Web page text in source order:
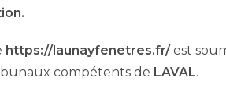
https://launayfenetres.fr/est
compétents de LAVAL.